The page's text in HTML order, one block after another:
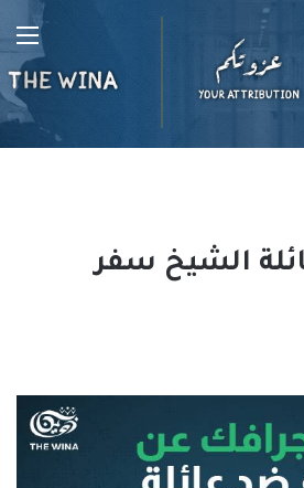
الشيخ سفر